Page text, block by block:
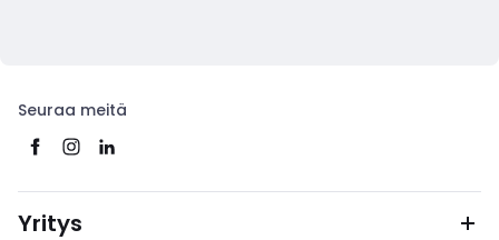
Seuraa meitä
Yritys